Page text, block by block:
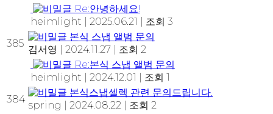
Re:안녕하세요!
heimlight
2025.06.21
조회 3
385
본식 스냅 앨범 문의
김서영
2024.11.27
조회 2
Re:본식 스냅 앨범 문의
heimlight
2024.12.01
조회 1
384
본식스냅셀렉 관련 문의드립니다.
spring
2024.08.22
조회 2